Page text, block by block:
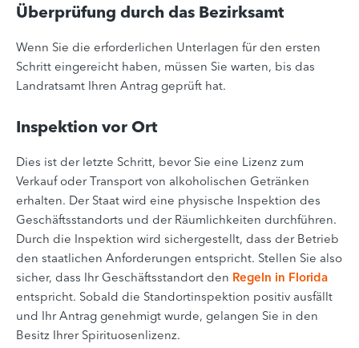
Überprüfung durch das Bezirksamt
Wenn Sie die erforderlichen Unterlagen für den ersten
Schritt eingereicht haben, müssen Sie warten, bis das
Landratsamt Ihren Antrag geprüft hat.
Inspektion vor Ort
Dies ist der letzte Schritt, bevor Sie eine Lizenz zum
Verkauf oder Transport von alkoholischen Getränken
erhalten. Der Staat wird eine physische Inspektion des
Geschäftsstandorts und der Räumlichkeiten durchführen.
Durch die Inspektion wird sichergestellt, dass der Betrieb
den staatlichen Anforderungen entspricht. Stellen Sie also
sicher, dass Ihr Geschäftsstandort den Regeln in Florida
entspricht. Sobald die Standortinspektion positiv ausfällt
und Ihr Antrag genehmigt wurde, gelangen Sie in den
Besitz Ihrer Spirituosenlizenz.